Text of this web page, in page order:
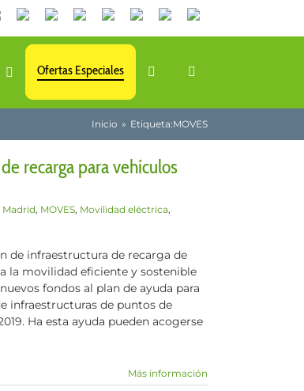
YoutubeTiktokFacebookInstagram
X TwitchContacto
Ofertas Especiales
Inicio Etiqueta:MOVES
recarga para vehículos
, MOVES, Movilidad eléctrica,
de infraestructura de recarga de
la movilidad eficiente y sostenible
fondos al plan de ayuda para
infraestructuras de puntos de
Ha esta ayuda pueden acogerse
Más información